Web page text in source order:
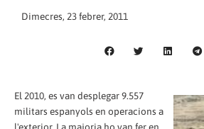
Dimecres, 23 febrer, 2011
El 2010, es van desplegar 9.557
militars espanyols en operacions a